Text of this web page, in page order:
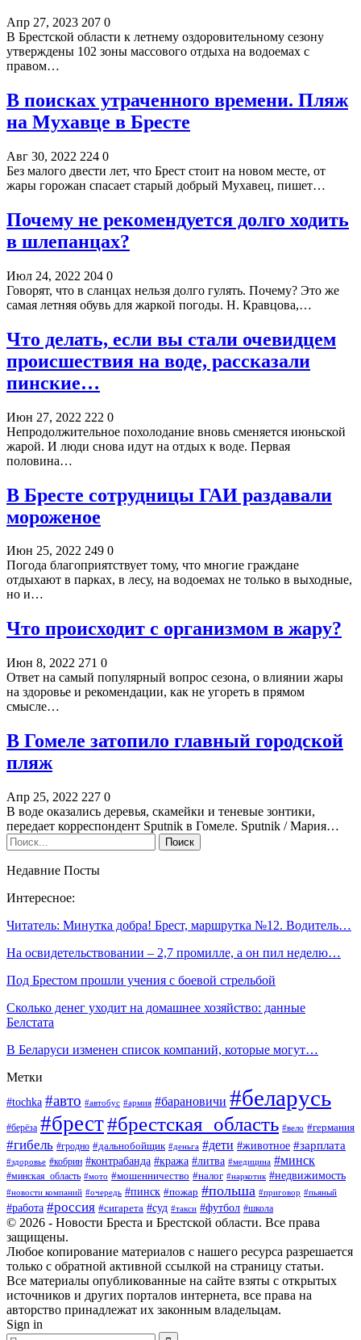
Апр 27, 2023 207 0
В Брестской области к летнему оздоровительному сезону
утверждены 102 зоны массового отдыха на водоемах с
правом…
В поисках утраченного времени. Пляж
на Мухавце в Бресте
Авг 30, 2022 224 0
Без малого двести лет, что Брест стоит на новом месте, от
жары горожан спасает старый добрый Мухавец, пишет…
Почему не рекомендуется долго ходить
в шлепанцах?
Июл 24, 2022 204 0
Говорят, что в сланцах нельзя долго гулять. Почему? Это же
самая летняя обувь для жаркой погоды. Н. Кравцова,…
Что делать, если вы стали очевидцем
происшествия на воде, рассказали
пинские…
Июн 27, 2022 222 0
Непродолжительное похолодание вновь сменяется июньской
жарой. И люди снова идут на отдых к воде. Первая
половина…
В Бресте сотрудницы ГАИ раздавали
мороженое
Июн 25, 2022 249 0
Погода благоприятствует тому, что многие граждане
отдыхают в парках, в лесу, на водоемах не только в выходные,
но и…
Что происходит с организмом в жару?
Июн 8, 2022 271 0
Ответ на самый популярный вопрос сезона, о влиянии жары
на здоровье и рекомендации, как не угореть в прямом
смысле…
В Гомеле затопило главный городской
пляж
Апр 25, 2022 227 0
В воде оказались деревья, скамейки и теневые зонтики,
передает корреспондент Sputnik в Гомеле. Sputnik / Мария…
Недавние Посты
Интересное:
Читатель: Минутка добра! Брест, маршрутка №12. Водитель…
На освидетельствовании – 2,7 промилле, а он пил неделю…
Под Брестом прошли учения с боевой стрельбой
Сколько денег уходит на домашнее хозяйство: данные
Белстата
В Беларуси изменен список компаний, которые могут…
Метки
#tochka #авто #автобус #армия #барановичи #беларусь
#берёза #брест#брестская_область #вело #германия
#гибель #гродно #дальнобойщик #деньга #дети #животное #зарплата
#здоровье #кобрин #контрабанда #кража #литва #медицина #минск
#минская_область #мото #мошенничество #налог #наркотик #недвижимость
#новости компаний #очередь #пинск #пожар #польша #приговор #пьяный
#работа #россия #сигарета #суд #такси #футбол #школа
© 2026 - Новости Бреста и Брестской области. Все права
защищены.
Любое копирование материалов с нашего ресурса разрешается
только с обратной активной ссылкой на страницу статьи.
Все материалы опубликованные на сайте взяты с открытых
источников и других порталов интернета, все права на
авторство принадлежат их законным владельцам.
Sign in